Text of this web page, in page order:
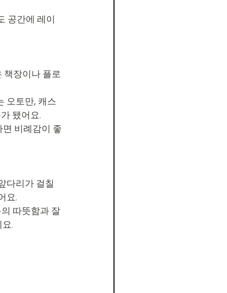
공간에 레이
책장이나 플로
오토만, 캐스
됐어요.
비례감이 좋
다리가 걸칠
요.
따뜻함과 잘
.